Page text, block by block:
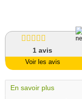
1 avis
Voir les avis
En savoir plus